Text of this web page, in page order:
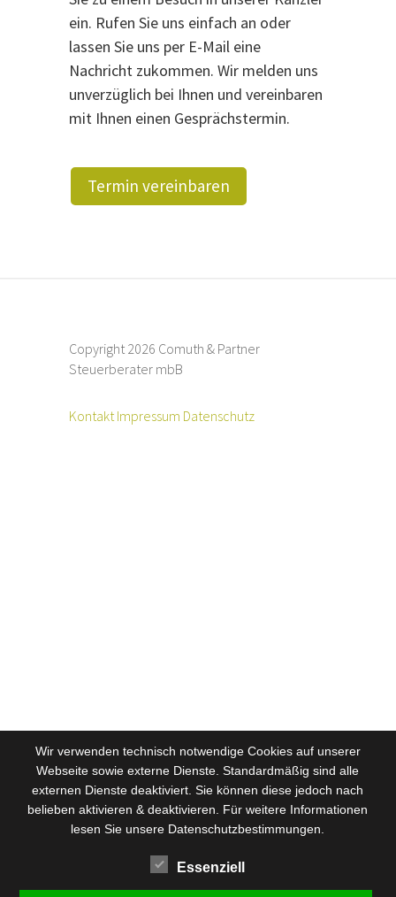
ein. Rufen Sie uns einfach an oder
lassen Sie uns per E-Mail eine
Nachricht zukommen. Wir melden uns
unverzüglich bei Ihnen und vereinbaren
mit Ihnen einen Gesprächstermin.
Termin vereinbaren
Copyright 2026 Comuth & Partner
Steuerberater mbB
Kontakt Impressum Datenschutz
Wir verwenden technisch notwendige Cookies auf unserer
Webseite sowie externe Dienste. Standardmäßig sind alle
externen Dienste deaktiviert. Sie können diese jedoch nach
belieben aktivieren & deaktivieren. Für weitere Informationen
lesen Sie unsere Datenschutzbestimmungen.
Essenziell